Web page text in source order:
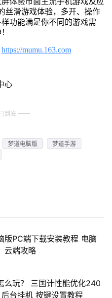
丝滑游戏体验，多开、操作
功能满足你不同的游戏需
https://mumu.163.com
心
到底
梦道电脑版
梦道手游
版PC端下载安装教程 电脑
云端攻略
么玩？ 三国计性能优化240
台挂机 按键设置教程